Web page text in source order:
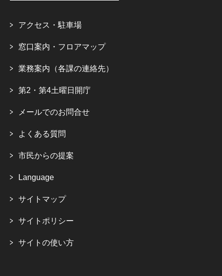
アクセス・駐車場
窓口案内・フロアマップ
業務案内（各課の連絡先）
第2・第4土曜日開庁
メールでのお問合せ
よくある質問
市民からの提案
Language
サイトマップ
サイトポリシー
サイトの使い方